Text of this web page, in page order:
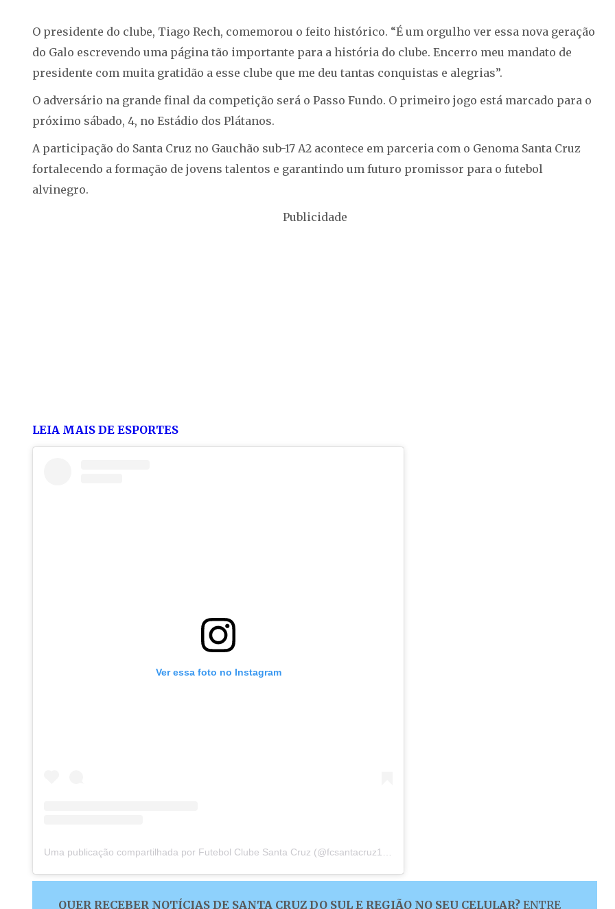
O presidente do clube, Tiago Rech, comemorou o feito histórico. “É um orgulho ver essa nova geração
do Galo escrevendo uma página tão importante para a história do clube. Encerro meu mandato de
presidente com muita gratidão a esse clube que me deu tantas conquistas e alegrias”.
O adversário na grande final da competição será o Passo Fundo. O primeiro jogo está marcado para o
próximo sábado, 4, no Estádio dos Plátanos.
A participação do Santa Cruz no Gauchão sub-17 A2 acontece em parceria com o Genoma Santa Cruz
fortalecendo a formação de jovens talentos e garantindo um futuro promissor para o futebol
alvinegro.
Publicidade
LEIA MAIS DE ESPORTES
Ver essa foto no Instagram
QUER RECEBER NOTÍCIAS DE SANTA CRUZ DO SUL E REGIÃO NO SEU CELULAR? ENTRE